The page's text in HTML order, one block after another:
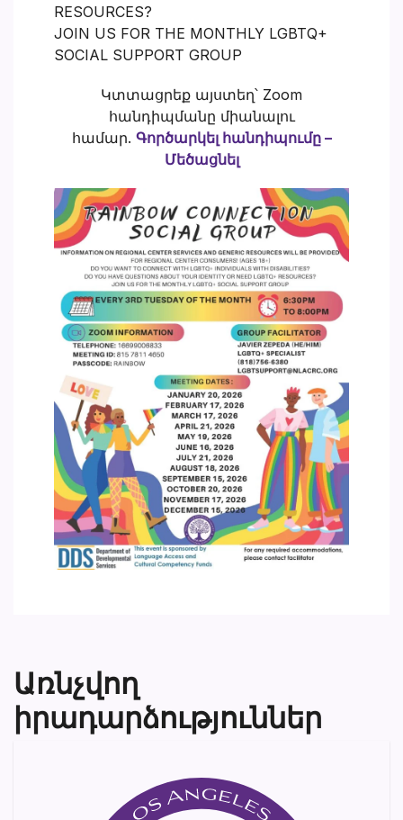
RESOURCES?
JOIN US FOR THE MONTHLY LGBTQ+
SOCIAL SUPPORT GROUP
Կտտացրեք այստեղ՝ Zoom
հանդիպմանը միանալու
համար. Գործարկել հանդիպումը –
Մեծացնել
Առնչվող
իրադարձություններ